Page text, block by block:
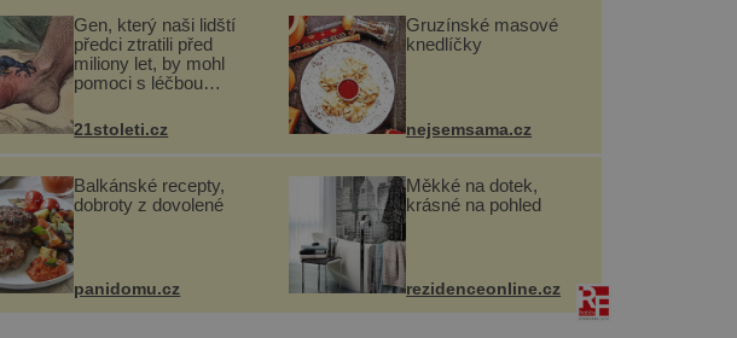
Gen, který naši lidští
předci ztratili před
miliony let, by mohl
pomoci s léčbou
21stoleti.cz
Gruzínské masové
knedlíčky
nejsemsama.cz
Balkánské recepty,
dobroty z dovolené
panidomu.cz
Měkké na dotek,
krásné na pohled
rezidenceonline.cz